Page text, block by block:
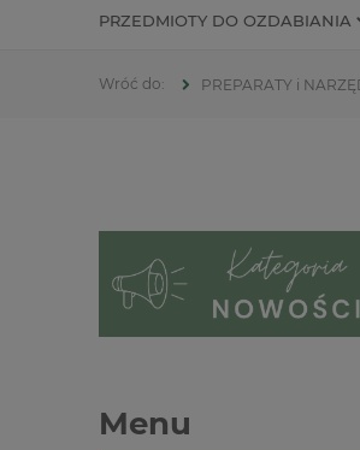
PRZEDMIOTY DO OZDABIANIA
PREPARATY i
Menu